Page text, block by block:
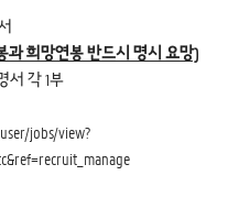
과 희망연봉 반드시 명시 요망)
서 각 1부
jobs/view?